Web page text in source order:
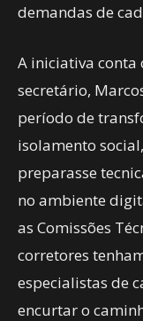
demandas de
A iniciativa conta
secretário,
período de
isolamento
preparasse
no ambiente
as Comissões
corretores
especialistas de
encurtar o